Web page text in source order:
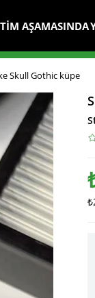
AŞAMASINDA
Skull Gothic küpe